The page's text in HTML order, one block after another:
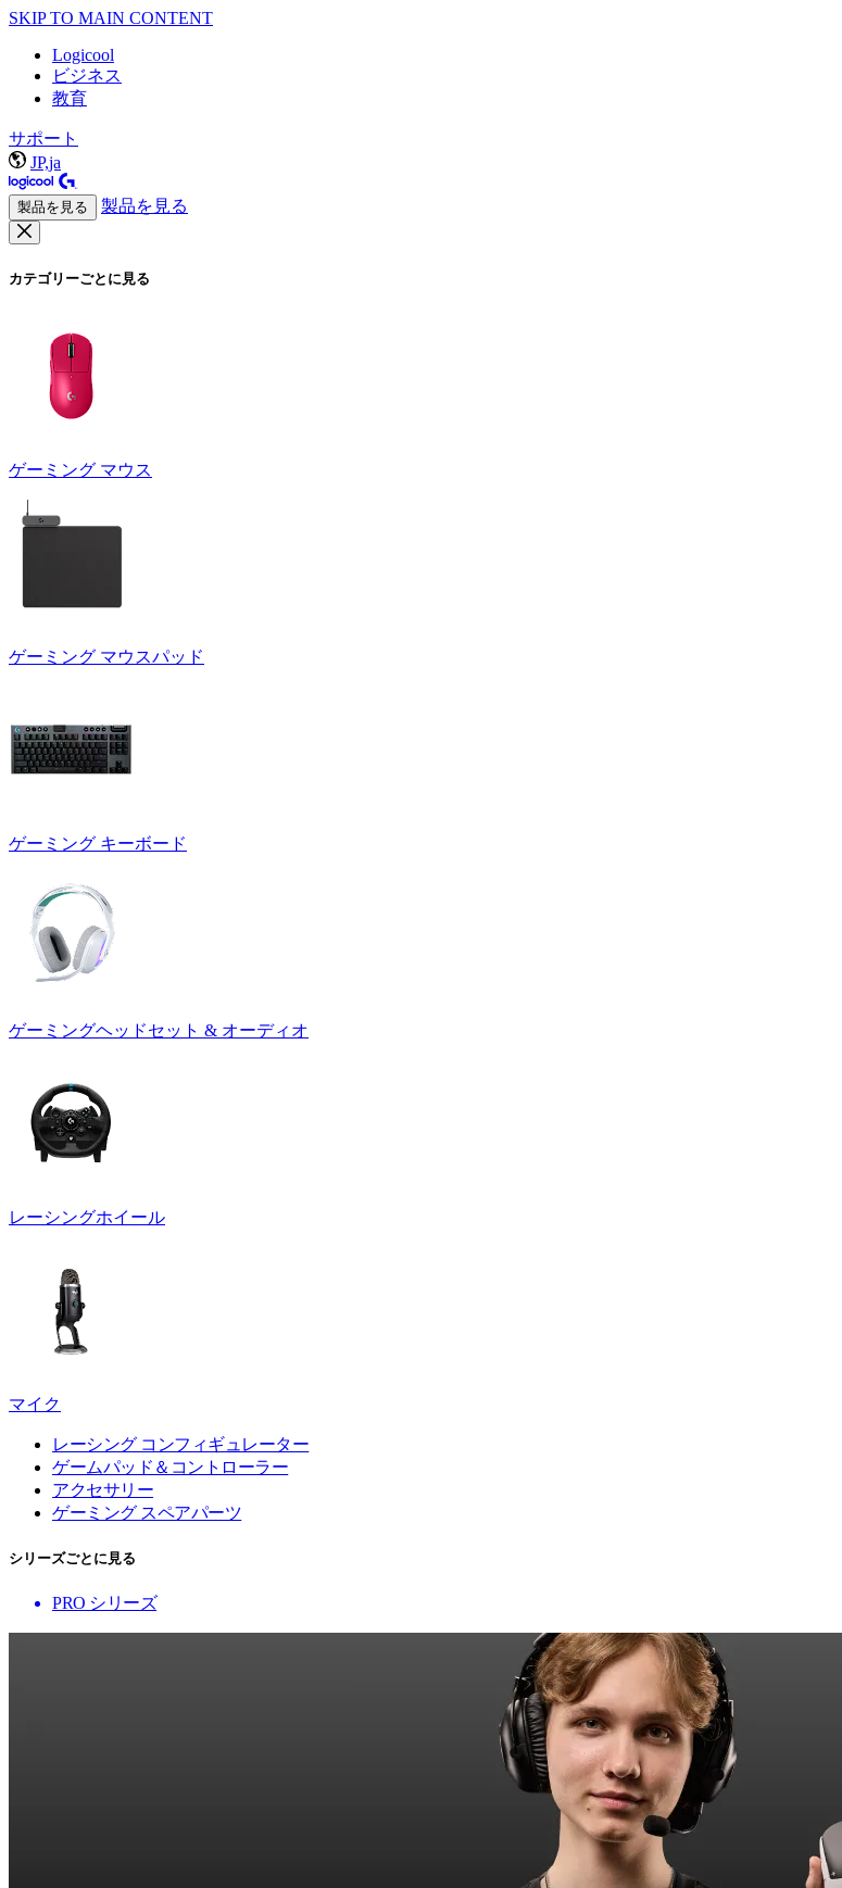
SKIP TO MAIN CONTENT
Logicool
ビジネス
教育
サポート
JP,ja
製品を見る 製品を見る
カテゴリーごとに見る
ゲーミング マウス
ゲーミング マウスパッド
ゲーミング キーボード
ゲーミングヘッドセット & オーディオ
レーシングホイール
マイク
レーシング コンフィギュレーター
ゲームパッド＆コントローラー
アクセサリー
ゲーミング スペアパーツ
シリーズごとに見る
PRO シリーズ